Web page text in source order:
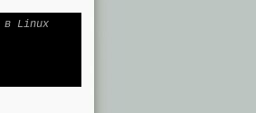
в Linux